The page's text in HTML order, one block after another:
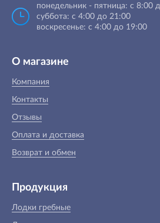
понедельник - пятница: с 8:00
суббота: с 4:00 до 21:00
воскресенье: с 4:00 до 19:00
О магазине
Компания
Контакты
Отзывы
Оплата и доставка
Возврат и обмен
Продукция
Лодки гребные